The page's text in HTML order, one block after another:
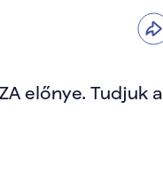
előnye. Tudjuk a